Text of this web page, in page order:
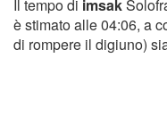
Il tempo di imsak
è stimato alle 04:06, a
di rompere il digiuno)